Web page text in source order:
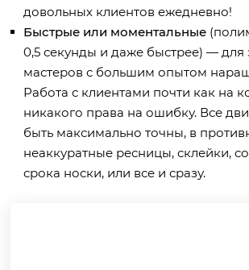
довольных клиентов ежедневно!
Быстрые или моментальные
0,5 секунды и даже быстрее) — для
мастеров с большим опытом
Работа с клиентами почти как на
никакого права на ошибку. Все
быть максимально точны, в
неаккуратные ресницы, склейки,
срока носки, или все и сразу.